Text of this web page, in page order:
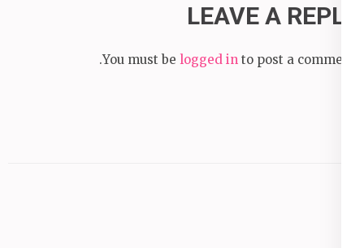
LEAVE A REPLY
You must be logged in to post a comment.